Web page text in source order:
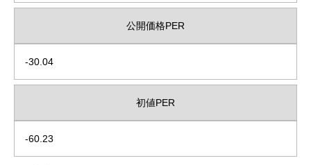
公開価格PER
-30.04
初値PER
-60.23